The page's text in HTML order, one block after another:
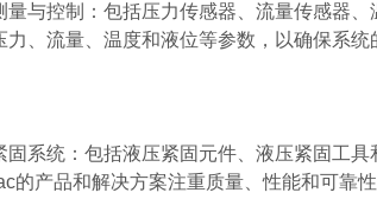
量与控制：包括压力传感器、流量传感器
力、流量、温度和液位等参数，以确保系统
固系统：包括液压紧固元件、液压紧固工
的产品和解决方案注重质量、性能和可靠